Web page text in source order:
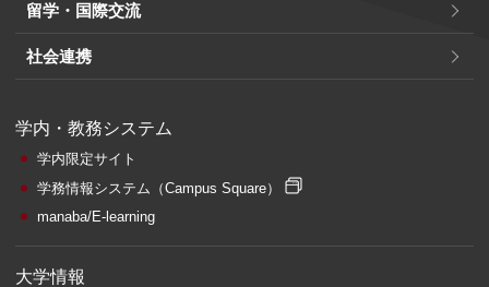
留学・国際交流
社会連携
学内・教務システム
学内限定サイト
学務情報システム （Campus Square）
manaba/E-learning
大学情報